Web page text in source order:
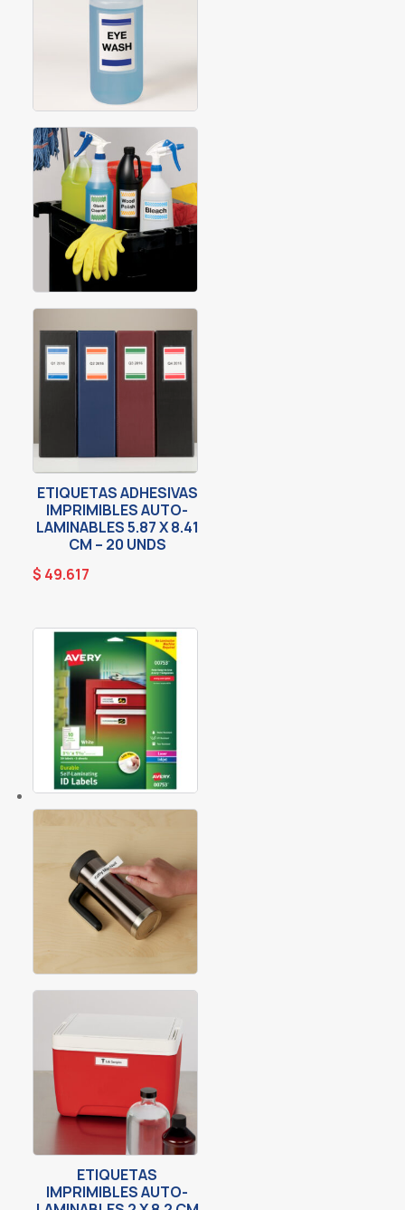
ETIQUETAS ADHESIVAS
IMPRIMIBLES AUTO-
LAMINABLES 5.87 X 8.41
CM – 20 UNDS
$ 49.617
ETIQUETAS
IMPRIMIBLES AUTO-